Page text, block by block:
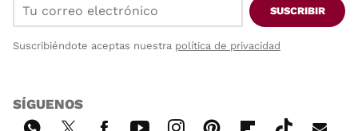
SUSCRIBIR
Suscribiéndote aceptas nuestra política de privacidad
SÍGUENOS